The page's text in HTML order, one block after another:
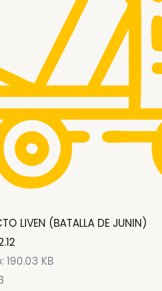
LIVEN (BATALLA DE JUNIN)
KB